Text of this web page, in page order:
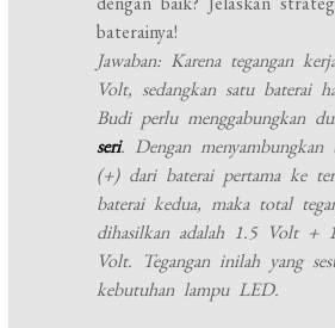
baterainya!
Jawaban: Karena tegangan
Volt, sedangkan satu baterai
Budi perlu menggabungkan
seri. Dengan
(+) dari baterai pertama ke
baterai kedua, maka total
dihasilkan adalah 1.5 Volt
Volt. Tegangan inilah yang
kebutuhan lampu LED.